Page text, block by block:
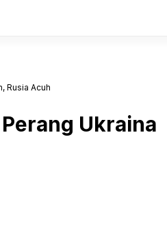
Rusia Acuh
Ukraina